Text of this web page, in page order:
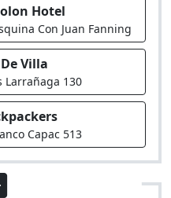
Hotel
Con Juan Fanning
Villa
Larrañaga 130
Capac 513